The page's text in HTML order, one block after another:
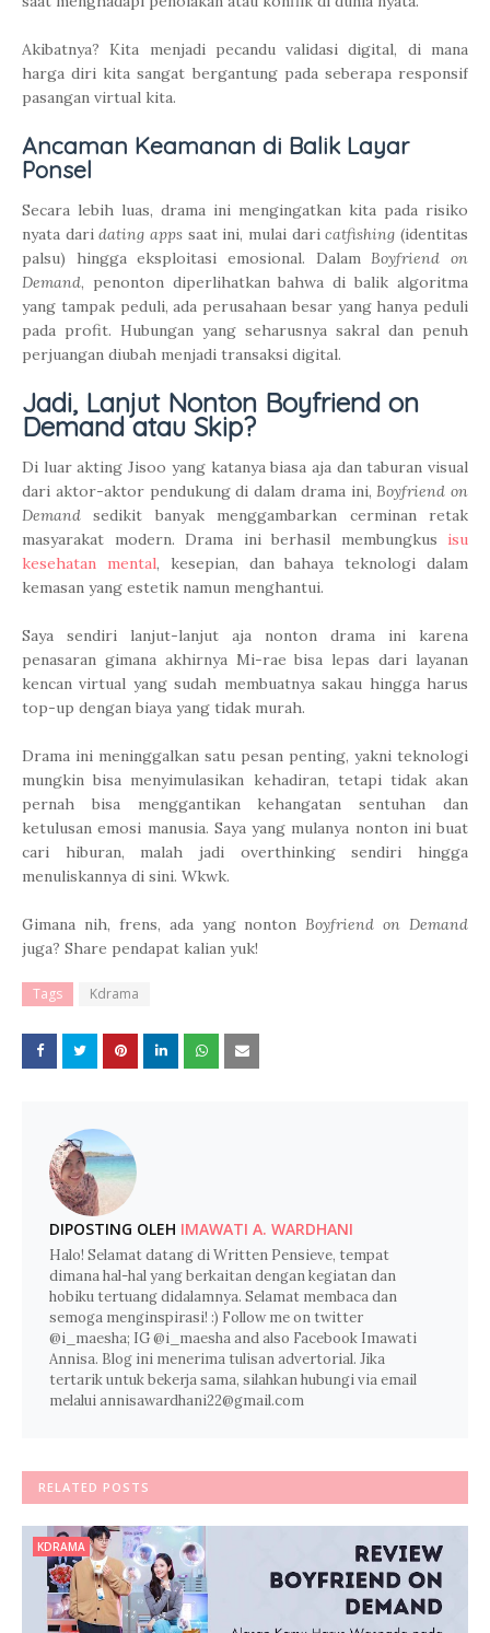
Akibatnya? Kita menjadi pecandu validasi digital, di mana
harga diri kita sangat bergantung pada seberapa responsif
pasangan virtual kita.
Ancaman Keamanan di Balik Layar
Ponsel
Secara lebih luas, drama ini mengingatkan kita pada risiko
nyata daridating apps saat ini, mulai daricatfishing (identitas
palsu) hingga eksploitasi emosional. DalamBoyfriend on
Demand, penonton diperlihatkan bahwa di balik algoritma
yang tampak peduli, ada perusahaan besar yang hanya peduli
pada profit. Hubungan yang seharusnya sakral dan penuh
perjuangan diubah menjadi transaksi digital.
Jadi, Lanjut Nonton Boyfriend on
Demand atau Skip?
Di luar akting Jisoo yang katanya biasa aja dan taburan visual
dari aktor-aktor pendukung di dalam drama ini,Boyfriend on
Demand sedikit banyak menggambarkan cerminan retak
masyarakat modern. Drama ini berhasil membungkus isu
kesehatan mental, kesepian, dan bahaya teknologi dalam
kemasan yang estetik namun menghantui.
Saya sendiri lanjut-lanjut aja nonton drama ini karena
penasaran gimana akhirnya Mi-rae bisa lepas dari layanan
kencan virtual yang sudah membuatnya sakau hingga harus
top-up dengan biaya yang tidak murah.
Drama ini meninggalkan satu pesan penting, yakni teknologi
mungkin bisa menyimulasikan kehadiran, tetapi tidak akan
pernah bisa menggantikan kehangatan sentuhan dan
ketulusan emosi manusia. Saya yang mulanya nonton ini buat
cari hiburan, malah jadi overthinking sendiri hingga
menuliskannya di sini. Wkwk.
Gimana nih, frens, ada yang nontonBoyfriend on Demand
juga? Share pendapat kalian yuk!
Tags Kdrama
DIPOSTING OLEH IMAWATI A. WARDHANI
Halo! Selamat datang di Written Pensieve, tempat
dimana hal-hal yang berkaitan dengan kegiatan dan
hobiku tertuang didalamnya. Selamat membaca dan
semoga menginspirasi! :) Follow me on twitter
@i_maesha; IG @i_maesha and also Facebook Imawati
Annisa. Blog ini menerima tulisan advertorial. Jika
tertarik untuk bekerja sama, silahkan hubungi via email
melalui annisawardhani22@gmail.com
RELATED POSTS
KDRAMA